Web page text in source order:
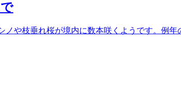
や枝垂れ桜が境内に数本咲くようです。例